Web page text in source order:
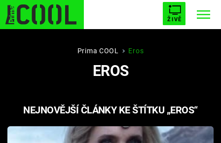
ŽIVĚ
BUFFY, PŘEMOŽITELKA UPÍRŮ
AVENGERS 5
Prima COOL Eros
EROS
NEJNOVĚJŠÍ ČLÁNKY KE ŠTÍTKU „EROS“